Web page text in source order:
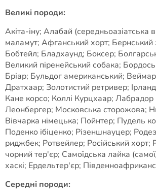
Великі породи:
Акіта-іну; Алабай (середньоазіатська
маламут; Афганський хорт; Бернський
Бобтейл; Бладхаунд; Боксер;
Великий піренейський собака;
Бріар; Бульдог американський;
Дратхаар; Золотистий ретривер;
Кане корсо; Коллі Курцхаар; Лабрадор
Леонбергер; Московська сторожова;
Вівчарка німецька; Пойнтер; Пудель
Поденко ібіценко; Різеншнауцер;
риджбек; Ротвейлер; Російський хорт;
чорний тер'єр; Самоїдська лайка
хаскі; Ердельтер'єр;
Середні породи: